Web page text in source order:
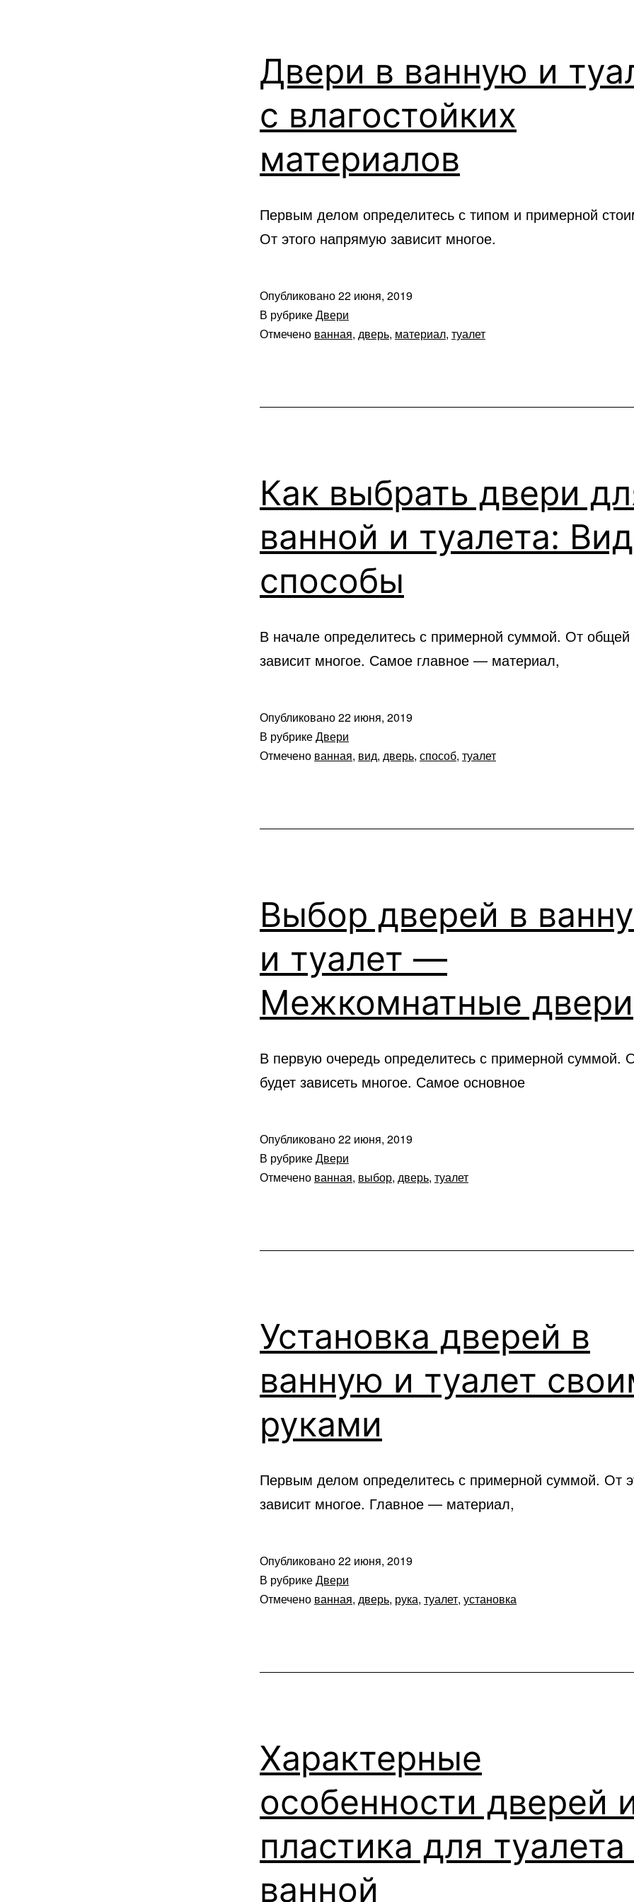
Двери в ванную и
с влагостойких
материалов
Первым делом определитесь с типом и примерной
От этого напрямую зависит многое.
Опубликовано22 июня, 2019
В рубрикеДвери
Отмечено ванная, дверь, материал, туалет
Как выбрать двери
ванной и туалета:
способы
В начале определитесь с примерной суммой. От
зависит многое. Самое главное — материал,
Опубликовано22 июня, 2019
В рубрикеДвери
Отмечено ванная, вид, дверь, способ, туалет
Выбор дверей в
и туалет —
Межкомнатные двери
В первую очередь определитесь с примерной суммой.
будет зависеть многое. Самое основное
Опубликовано22 июня, 2019
В рубрикеДвери
Отмечено ванная, выбор, дверь, туалет
Установка дверей в
ванную и туалет
руками
Первым делом определитесь с примерной суммой. От
зависит многое. Главное — материал,
Опубликовано22 июня, 2019
В рубрикеДвери
Отмечено ванная, дверь, рука, туалет, установка
Характерные
особенности дверей
пластика для туалета
ванной